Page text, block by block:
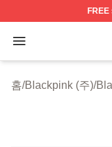
FREE
Open menu
BLACKPINK
홈/Blackpink (주)/